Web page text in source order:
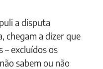
a disputa
chegam a dizer que
– excluídos os
sabem ou não